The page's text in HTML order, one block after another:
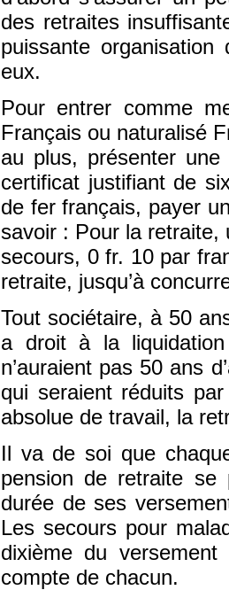
des retraites
puissante
eux.
Pour entrer comme
Français ou naturalisé
au plus, présenter une
certificat justifiant de
de fer français, payer
savoir : Pour la
secours, 0 fr. 10 par
retraite, jusqu’à
Tout sociétaire, à 50
a droit à la
n’auraient pas 50 ans
qui seraient réduits
absolue de travail, la
Il va de soi que
pension de retraite
durée de ses
Les secours pour
dixième du
compte de chacun.